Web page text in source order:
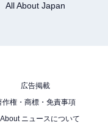
All About Japan
広告掲載
作権・商標・免責事項
ニュースについて